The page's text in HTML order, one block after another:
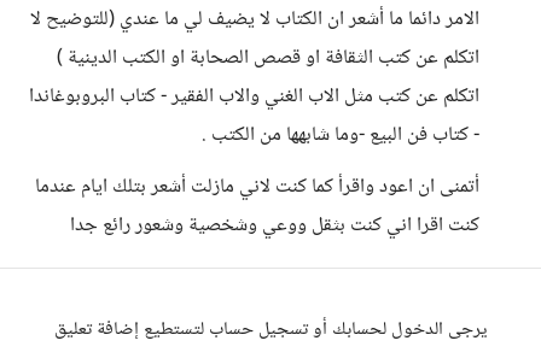
الامر دائما ما أشعر ان الكتاب لا يضيف لي ما عندي (للتوضيح لا
اتكلم عن كتب الثقافة او قصص الصحابة او الكتب الدينية )
اتكلم عن كتب مثل الاب الغني والاب الفقير - كتاب البروبوغاندا
- كتاب فن البيع -وما شابهها من الكتب .
أتمنى ان اعود واقرأ كما كنت لاني مازلت أشعر بتلك ايام عندما
كنت اقرا اني كنت بثقل ووعي وشخصية وشعور رائع جدا
يرجى الدخول لحسابك أو تسجيل حساب لتستطيع إضافة تعليق